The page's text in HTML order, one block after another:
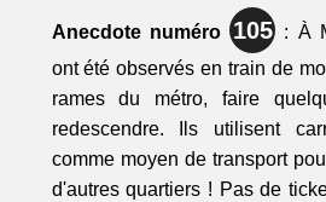
Anecdote numéro 105
: À
ont été observés en train de
rames du métro, faire
redescendre. Ils utilisent
comme moyen de transport
d'autres quartiers ! Pas de